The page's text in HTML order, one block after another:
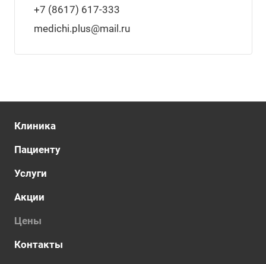
+7 (8617) 617-333
medichi.plus@mail.ru
Клиника
Пациенту
Услуги
Акции
Цены
Контакты